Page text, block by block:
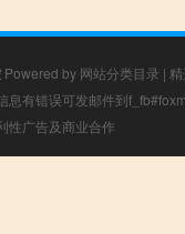
Powered by 网站分类目录 |
息有错误可发邮件到
性广告及商业合作